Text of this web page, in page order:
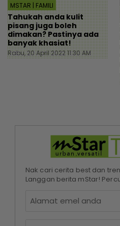
MSTAR | FAMILI
Tahukah anda kulit
pisang juga boleh
dimakan? Pastinya ada
banyak khasiat!
Rabu, 20 April 2022 11:30 AM
Nak cari cerita best dan
Langgan berita mStar!